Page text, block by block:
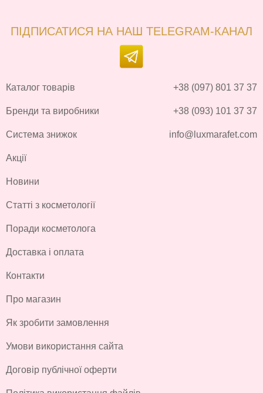
ПІДПИСАТИСЯ НА НАШ TELEGRAM-КАНАЛ
Каталог товарів
Бренди та виробники
Система знижок
Акції
Новини
Статті з косметології
Поради косметолога
Доставка і оплата
Контакти
Про магазин
Як зробити замовлення
Умови використання сайта
Договір публічної оферти
+38 (097) 801 37 37
+38 (093) 101 37 37
info@luxmarafet.com